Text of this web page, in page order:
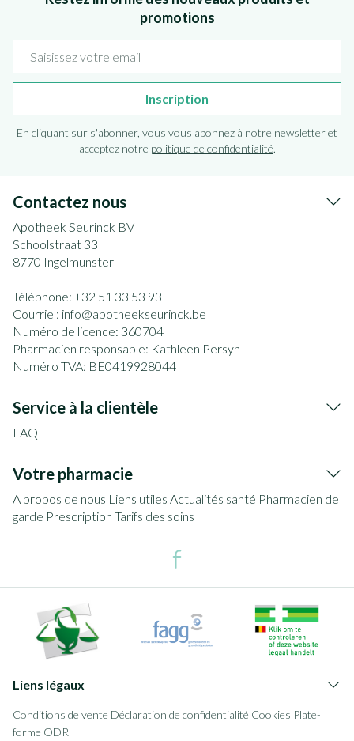
promotions
Inscription
En cliquant sur s'abonner, vous vous abonnez à notre newsletter et
acceptez notre politique de confidentialité.
Contactez nous
Apotheek Seurinck BV
Schoolstraat 33
8770 Ingelmunster
Téléphone: +32 51 33 53 93
Courriel: info@apotheekseurinck.be
Numéro de licence: 360704
Pharmacien responsable: Kathleen Persyn
Numéro TVA: BE0419928044
Service à la clientèle
FAQ
Votre pharmacie
A propos de nous Liens utiles Actualités santé Pharmacien de
garde Prescription Tarifs des soins
Liens légaux
Conditions de vente Déclaration de confidentialité Cookies Plate-
forme ODR